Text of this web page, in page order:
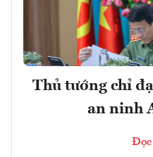
Thủ tướng chỉ
an ninh
Đọc